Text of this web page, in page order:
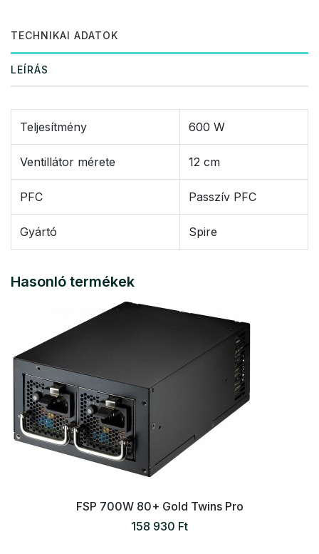
TECHNIKAI ADATOK
LEÍRÁS
Teljesítmény 600 W
Ventillátor mérete 12 cm
PFC Passzív PFC
Gyártó Spire
Hasonló termékek
FSP 700W 80+ Gold Twins Pro
158 930 Ft